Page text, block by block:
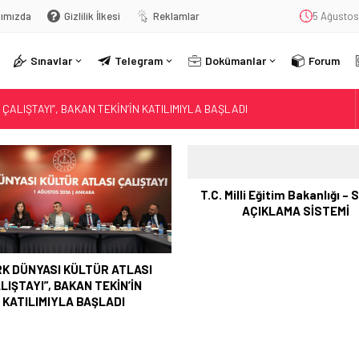
Gizlilik İlkesi Reklamlar 5
Sınavlar Telegram Dokümanlar Forum
BAKAN TEKİN’İN KATILIMIYLA BAŞLADI
AÇIKLAMA SİSTEMİ
ve Sıfır Atık Projesi Dünya Çapında Derece Aldı
YILMAZ’I ANDI
BİLİM VE GENÇLİK BAKANI MİKANADZE İLE BİR ARAYA GELDİ
KURUMLARI YÖNETMELİĞİ’NDE YAPILAN DEĞİŞİKLİK, RESMÎ
YENİ UYGULAMALARININ ULUSLARARASI ALANDAKİ
Eğitim Bakanlığı – SONUÇ
AÇIKLAMA SİSTEMİ